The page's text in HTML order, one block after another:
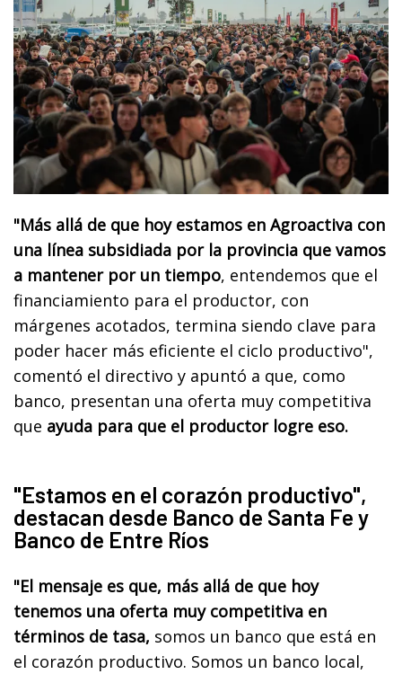
"Más allá de que hoy estamos en Agroactiva con
una línea subsidiada por la provincia que vamos
a mantener por un tiempo, entendemos que el
financiamiento para el productor, con
márgenes acotados, termina siendo clave para
poder hacer más eficiente el ciclo productivo",
comentó el directivo y apuntó a que, como
banco, presentan una oferta muy competitiva
que ayuda para que el productor logre eso.
"Estamos en el corazón productivo",
destacan desde Banco de Santa Fe y
Banco de Entre Ríos
"El mensaje es que, más allá de que hoy
tenemos una oferta muy competitiva en
términos de tasa, somos un banco que está en
el corazón productivo. Somos un banco local,